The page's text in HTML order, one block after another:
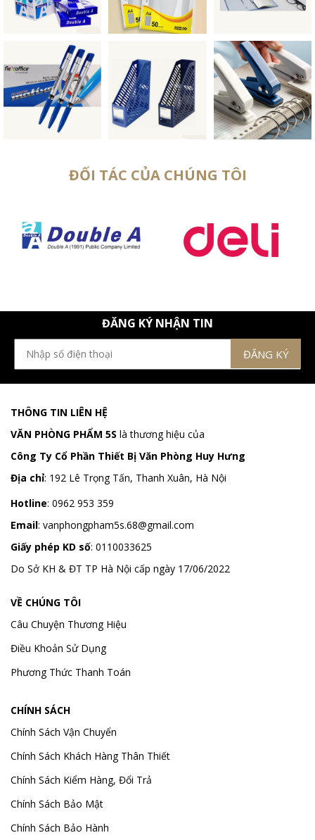
ĐỐI TÁC CỦA CHÚNG TÔI
ĐĂNG KÝ NHẬN TIN
THÔNG TIN LIÊN HỆ
VĂN PHÒNG PHẨM 5S là thương hiệu của
Công Ty Cổ Phần Thiết Bị Văn Phòng Huy Hưng
Địa chỉ: 192 Lê Trọng Tấn, Thanh Xuân, Hà Nội
Hotline: 0962 953 359
Email: vanphongpham5s.68@gmail.com
Giấy phép KD số: 0110033625
Do Sở KH & ĐT TP Hà Nội cấp ngày 17/06/2022
VỀ CHÚNG TÔI
Câu Chuyện Thương Hiệu
Điều Khoản Sử Dụng
Phương Thức Thanh Toán
CHÍNH SÁCH
Chính Sách Vận Chuyển
Chính Sách Khách Hàng Thân Thiết
Chính Sách Kiểm Hàng, Đổi Trả
Chính Sách Bảo Mật
Chính Sách Bảo Hành